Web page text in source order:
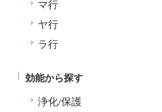
マ行
ヤ行
ラ行
効能から探す
浄化/保護